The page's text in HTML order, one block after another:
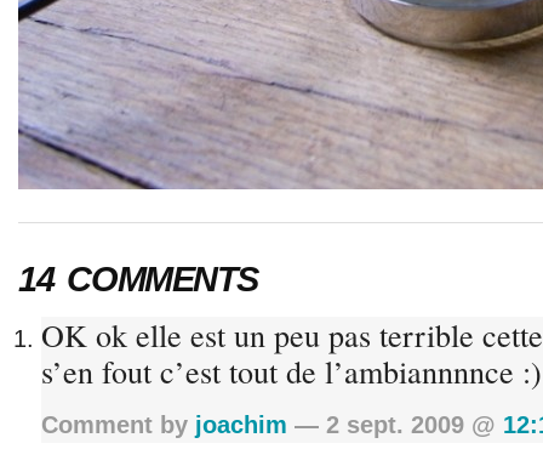
14 COMMENTS
OK ok elle est un peu pas terrible
s’en fout c’est tout de l’ambiannnnce :)
Comment by joachim — 2 sept. 2009 @